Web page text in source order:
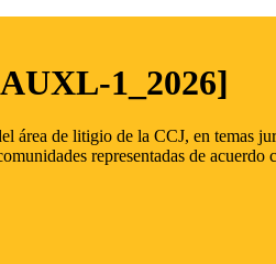
1_2026]
área de litigio de la CCJ, en temas
representadas de